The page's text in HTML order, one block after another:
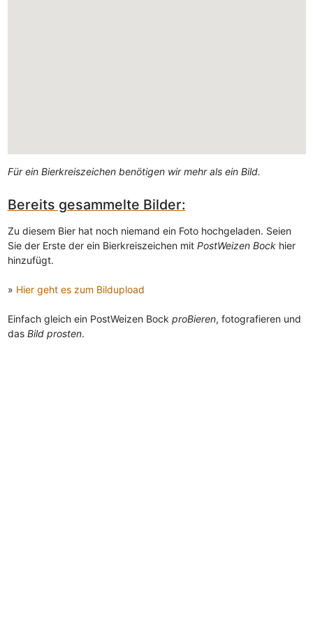
Für ein Bierkreiszeichen benötigen wir mehr als ein Bild.
Bereits gesammelte Bilder:
Zu diesem Bier hat noch niemand ein Foto hochgeladen. Seien
Sie der Erste der ein Bierkreiszeichen mit PostWeizen Bockhier
hinzufügt.
» Hier geht es zum Bildupload
Einfach gleich ein PostWeizen Bock proBieren, fotografieren und
das Bild prosten.